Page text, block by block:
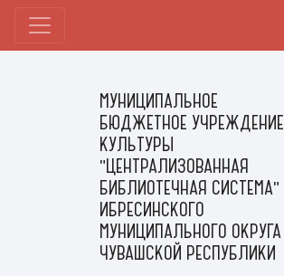
МУНИЦИПАЛЬНОЕ
БЮДЖЕТНОЕ УЧРЕЖДЕНИЕ
КУЛЬТУРЫ
"ЦЕНТРАЛИЗОВАННАЯ
БИБЛИОТЕЧНАЯ СИСТЕМА"
ИБРЕСИНСКОГО
МУНИЦИПАЛЬНОГО ОКРУГА
ЧУВАШСКОЙ РЕСПУБЛИКИ